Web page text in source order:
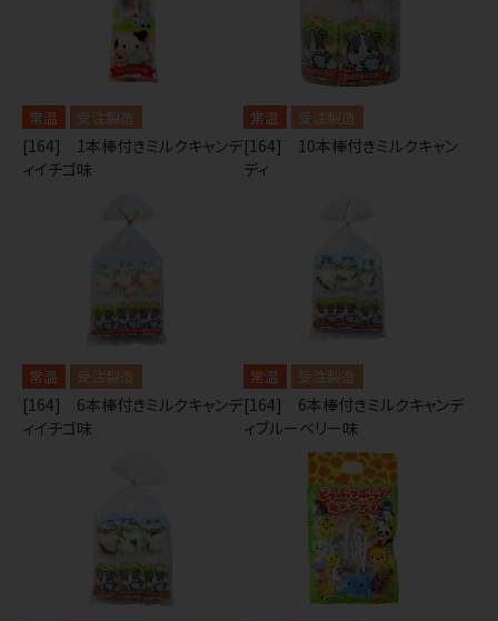
常温 受注製造
[164] 1本棒付きミルクキャンデ
ィイチゴ味
常温 受注製造
[164] 10本棒付きミルクキャン
ディ
常温 受注製造
[164] 6本棒付きミルクキャンデ
ィイチゴ味
常温 受注製造
[164] 6本棒付きミルクキャンデ
ィブルーベリー味